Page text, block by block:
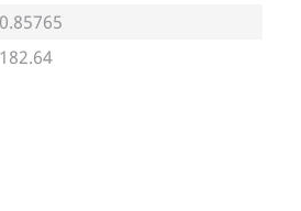
0.85765
182.64